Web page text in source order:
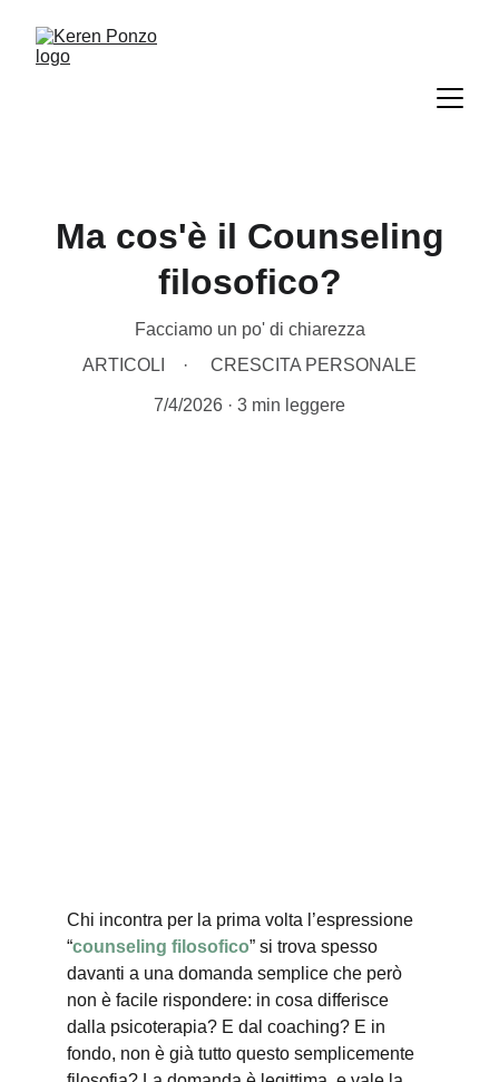
Ma cos'è il Counseling
filosofico?
Facciamo un po' di chiarezza
ARTICOLI
CRESCITA PERSONALE
7/4/2026 3 min leggere
Chi incontra per la prima volta l’espressione
“counseling filosofico” si trova spesso
davanti a una domanda semplice che però
non è facile rispondere: in cosa differisce
dalla psicoterapia? E dal coaching? E in
fondo, non è già tutto questo semplicemente